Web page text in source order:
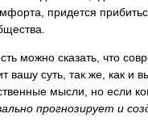
придется
можно сказать, что
вашу суть, так же, как и
мысли, но если
прогнозирует и